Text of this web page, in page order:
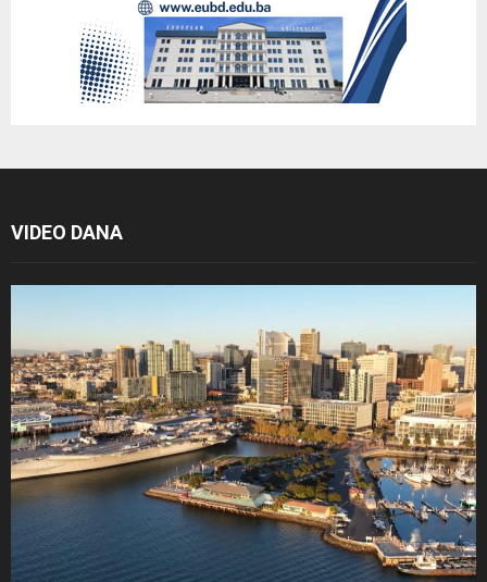
VIDEO DANA